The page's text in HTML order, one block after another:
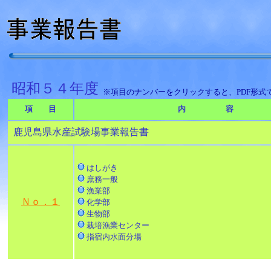
項 目 内 容
鹿児島県水産試験場事業報告書
Ｎｏ．１
はしがき
庶務一般
漁業部
化学部
生物部
栽培漁業センター
指宿内水面分場
※項目のナンバーをクリックすると、PDF形式
昭和５４年度